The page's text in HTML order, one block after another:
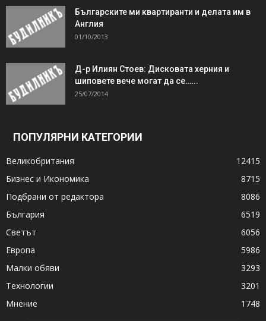
Българските ми квартиранти и делата им в
Англия
01/10/2013
Д-р Илиян Стоев: Дисковата херния и
шиповете вече могат да се…...
25/07/2014
ПОПУЛЯРНИ КАТЕГОРИИ
Великобритания
12415
Бизнес и Икономика
8715
Подбрани от редактора
8086
България
6519
Светът
6056
Европа
5986
Малки обяви
3293
Технологии
3201
Мнение
1748